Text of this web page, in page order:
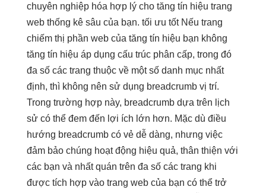
chuyên nghiệp hóa hợp lý cho tăng tín hiệu trang
web thống kê sâu của bạn. tối ưu tốtNếu trang
chiếm thị phần web của tăng tín hiệu bạn không
tăng tín hiệu áp dụng cấu trúc phân cấp, trong đó
đa số các trang thuộc về một số danh mục nhất
định, thì không nên sử dụng breadcrumb vị trí.
Trong trường hợp này, breadcrumb dựa trên lịch
sử có thể đem đến lợi ích lớn hơn. Mặc dù điều
hướng breadcrumb có vẻ dễ dàng, nhưng việc
đảm bảo chúng hoạt động hiệu quả, thân thiện với
các bạn và nhất quán trên đa số các trang khi
được tích hợp vào trang web của bạn có thể trở